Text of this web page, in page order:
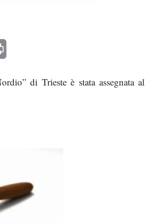
di Trieste è stata assegnata